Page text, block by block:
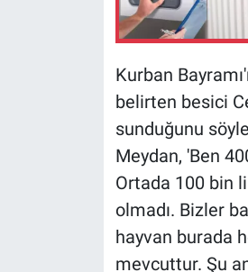
Kurban
belirten besici
sunduğunu
Meydan, 'Ben
Ortada 100 bin
olmadı. Bizler
hayvan burada
mevcuttur. Şu